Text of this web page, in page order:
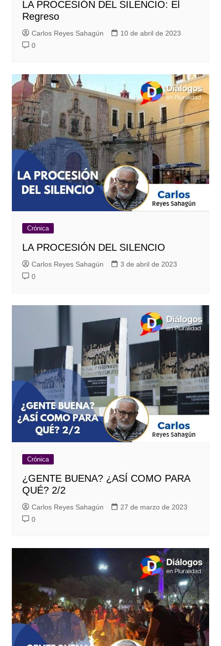
LA PROCESIÓN DEL SILENCIO: El
Regreso
Carlos Reyes Sahagún
10 de abril de 2023
0
Crónica
LA PROCESIÓN DEL SILENCIO
Carlos Reyes Sahagún
3 de abril de 2023
0
Crónica
¿GENTE BUENA? ¿ASÍ COMO PARA
QUÉ? 2/2
Carlos Reyes Sahagún
27 de marzo de 2023
0